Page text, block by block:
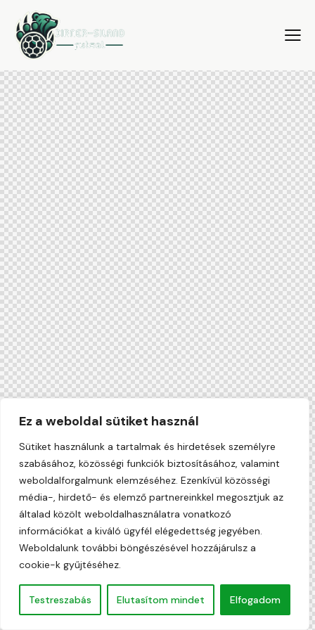
Ez a weboldal sütiket használ
Sütiket használunk a tartalmak és hirdetések személyre
szabásához, közösségi funkciók biztosításához, valamint
weboldalforgalmunk elemzéséhez. Ezenkívül közösségi
média-, hirdető- és elemző partnereinkkel megosztjuk az
általad közölt weboldalhasználatra vonatkozó
információkat a kiváló ügyfél elégedettség jegyében.
Weboldalunk további böngészésével hozzájárulsz a
cookie-k gyűjtéséhez.
Testreszabás Elutasítom mindet Elfogadom